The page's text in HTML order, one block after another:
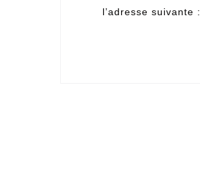
l’adresse suivante :